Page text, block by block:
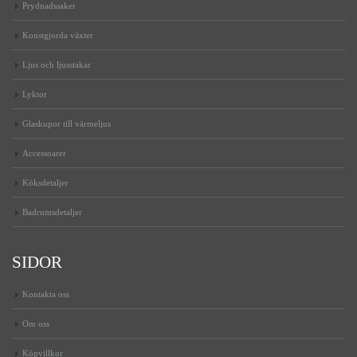
Prydnadssaker
Konstgjorda växter
Ljus och ljusstakar
Lyktor
Glaskupor till värmeljus
Accessoarer
Köksdetaljer
Badrumsdetaljer
SIDOR
Kontakta oss
Om oss
Köpvillkor